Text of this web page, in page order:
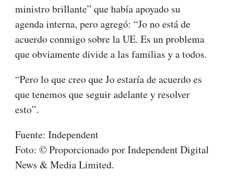
ministro brillante” que había apoyado su
agenda interna, pero agregó: “Jo no está de
acuerdo conmigo sobre la UE. Es un problema
que obviamente divide a las familias y a todos.
“Pero lo que creo que Jo estaría de acuerdo es
que tenemos que seguir adelante y resolver
esto”.
Fuente: Independent
Foto: © Proporcionado por Independent Digital
News & Media Limited.